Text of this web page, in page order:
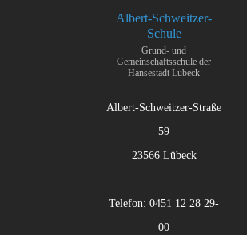
Albert-Schweitzer-
Schule
Grund- und
Gemeinschaftsschule der
Hansestadt Lübeck
Albert-Schweitzer-Straße
59
23566 Lübeck
Telefon: 0451 12 28 29-
00